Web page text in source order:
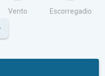
Vento Escorregadio